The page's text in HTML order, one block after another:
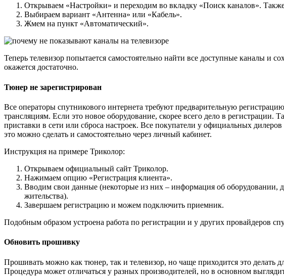
Открываем «Настройки» и переходим во вкладку «Поиск каналов».
Выбираем вариант «Антенна» или «Кабель».
Жмем на пункт «Автоматический».
Теперь телевизор попытается самостоятельно найти все доступные каналы и
окажется достаточно.
Тюнер не зарегистрирован
Все операторы спутникового интернета требуют предварительную
трансляциям. Если это новое оборудование, скорее всего дело в регистрации.
приставки в сети или сброса настроек. Все покупатели у официальных
это можно сделать и самостоятельно через личный кабинет.
Инструкция на примере Триколор:
Открываем официальный сайт Триколор.
Нажимаем опцию «Регистрация клиента».
Вводим свои данные (некоторые из них – информация об оборудовании,
жительства).
Завершаем регистрацию и можем подключить приемник.
Подобным образом устроена работа по регистрации и у других провайдеров
Обновить прошивку
Прошивать можно как тюнер, так и телевизор, но чаще приходится это делать
Процедура может отличаться у разных производителей, но в основном